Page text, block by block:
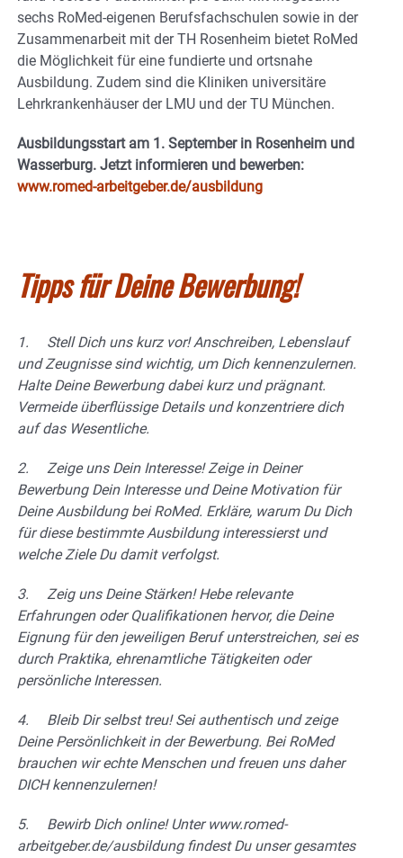
sechs RoMed-eigenen Berufsfachschulen sowie in der
Zusammenarbeit mit der TH Rosenheim bietet RoMed
die Möglichkeit für eine fundierte und ortsnahe
Ausbildung. Zudem sind die Kliniken universitäre
Lehrkrankenhäuser der LMU und der TU München.
Ausbildungsstart am 1. September in Rosenheim und
Wasserburg. Jetzt informieren und bewerben:
www.romed-arbeitgeber.de/ausbildung
Tipps für Deine Bewerbung!
1. Stell Dich uns kurz vor! Anschreiben, Lebenslauf
und Zeugnisse sind wichtig, um Dich kennenzulernen.
Halte Deine Bewerbung dabei kurz und prägnant.
Vermeide überflüssige Details und konzentriere dich
auf das Wesentliche.
2. Zeige uns Dein Interesse! Zeige in Deiner
Bewerbung Dein Interesse und Deine Motivation für
Deine Ausbildung bei RoMed. Erkläre, warum Du Dich
für diese bestimmte Ausbildung interessierst und
welche Ziele Du damit verfolgst.
3. Zeig uns Deine Stärken! Hebe relevante
Erfahrungen oder Qualifikationen hervor, die Deine
Eignung für den jeweiligen Beruf unterstreichen, sei es
durch Praktika, ehrenamtliche Tätigkeiten oder
persönliche Interessen.
4. Bleib Dir selbst treu! Sei authentisch und zeige
Deine Persönlichkeit in der Bewerbung. Bei RoMed
brauchen wir echte Menschen und freuen uns daher
DICH kennenzulernen!
5. Bewirb Dich online! Unter www.romed-
arbeitgeber.de/ausbildung findest Du unser gesamtes